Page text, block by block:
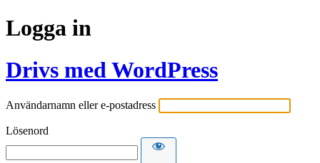
Logga in
Drivs med WordPress
Användarnamn eller e-postadress
Lösenord